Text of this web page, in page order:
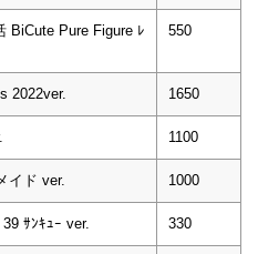
BiCute Pure Figure ﾚ
550
2022ver. 1650
1100
イド ver. 1000
ｻﾝｷｭｰ ver. 330